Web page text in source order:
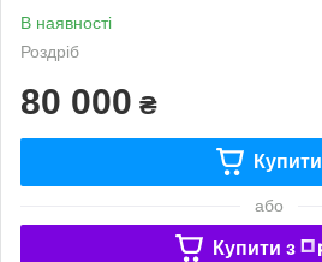
В наявності
Роздріб
80 000 ₴
Купити
або
Купити з